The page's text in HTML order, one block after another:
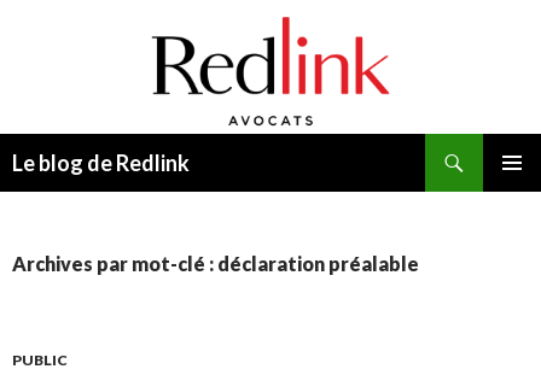
Le blog de Redlink
Archives par mot-clé : déclaration préalable
PUBLIC